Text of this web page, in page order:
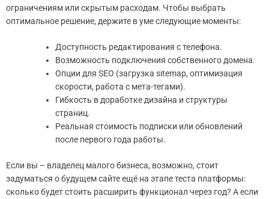
ограничениям или скрытым расходам. Чтобы выбрать
оптимальное решение, держите в уме следующие моменты:
Доступность редактирования с телефона.
Возможность подключения собственного домена.
Опции для SEO (загрузка sitemap, оптимизация
скорости, работа с мета-тегами).
Гибкость в доработке дизайна и структуры
страниц.
Реальная стоимость подписки или обновлений
после первого года работы.
Если вы – владелец малого бизнеса, возможно, стоит
задуматься о будущем сайте ещё на этапе теста платформы:
сколько будет стоить расширить функционал через год? А если